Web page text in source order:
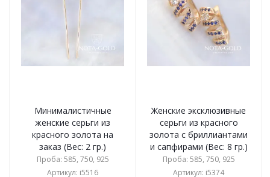
Минималистичные
женские серьги из
красного золота на
заказ (Вес: 2 гр.)
Проба: 585, 750, 925
Артикул: i5516
Женские эксклюзивные
серьги из красного
золота с бриллиантами
и сапфирами (Вес: 8 гр.)
Проба: 585, 750, 925
Артикул: i5374